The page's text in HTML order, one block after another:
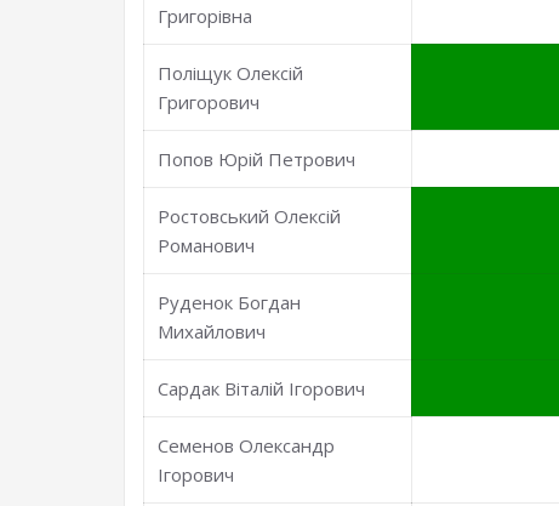
Григорівна
Поліщук Олексій
Григорович
Попов Юрій Петрович
Ростовський Олексій
Романович
Руденок Богдан
Михайлович
Сардак Віталій Ігорович
Семенов Олександр
Ігорович